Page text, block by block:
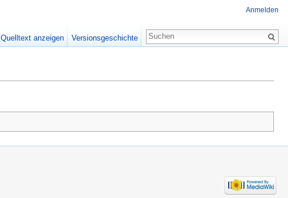
Anmelden
Quelltext anzeigen Versionsgeschichte